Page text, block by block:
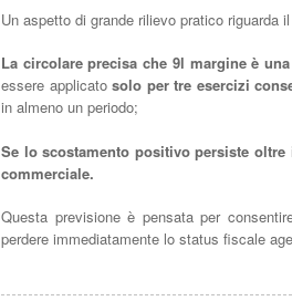
Un aspetto di grande rilievo pratico riguarda il
La circolare precisa che 9l margine è
essere applicatosolo per tre esercizi
in almeno un periodo;
Se lo scostamento positivo persiste
commerciale.
Questa previsione è pensata per
perdere immediatamente lo status fiscale